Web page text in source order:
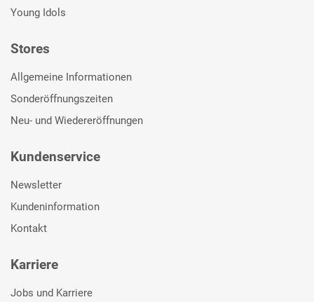
Young Idols
Stores
Allgemeine Informationen
Sonderöffnungszeiten
Neu- und Wiedereröffnungen
Kundenservice
Newsletter
Kundeninformation
Kontakt
Karriere
Jobs und Karriere